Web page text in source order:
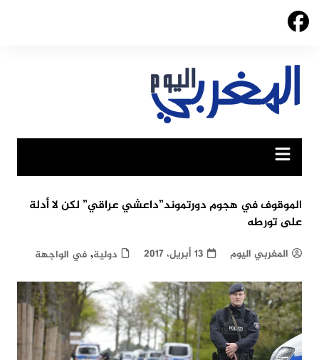
Skip
الموقوف في هجوم دورتموند”داعشي عراقي” لكن لا أدلة
على تورطه
المغربي اليوم 13 أبريل، 2017 دولية, في الواجهة